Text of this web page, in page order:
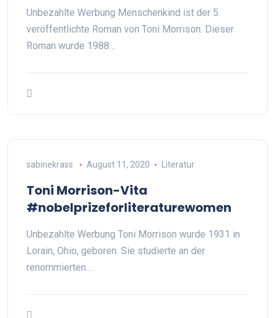
Unbezahlte Werbung Menschenkind ist der 5.
veröffentlichte Roman von Toni Morrison. Dieser
Roman wurde 1988…
sabinekrass August 11, 2020 Literatur
Toni Morrison-Vita
#nobelprizeforliteraturewomen
Unbezahlte Werbung Toni Morrison wurde 1931 in
Lorain, Ohio, geboren. Sie studierte an der
renommierten…